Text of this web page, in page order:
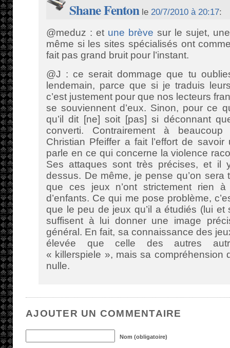
Shane Fentonle20/7/2010 à 20:17:
@meduz : et une brève sur le sujet,
même si les sites spécialisés ont
fait pas grand bruit pour l’instant.
@J : ce serait dommage que tu
lendemain, parce que si je traduis
c’est justement pour que nos lecteurs
se souviennent d’eux. Sinon, pour ce
qu’il dit [ne] soit [pas] si déconnant
converti. Contrairement à
Christian Pfeiffer a fait l’effort de
parle en ce qui concerne la violence
Ses attaques sont très précises, et il
dessus. De même, je pense qu’on sera
que ces jeux n’ont strictement rien
d’enfants. Ce qui me pose problème,
que le peu de jeux qu’il a étudiés (lui
suffisent à lui donner une image
général. En fait, sa connaissance des
élevée que celle des autres
« killerspiele », mais sa compréhension
nulle.
AJOUTER UN COMMENTAIRE
Nom (obligatoire)